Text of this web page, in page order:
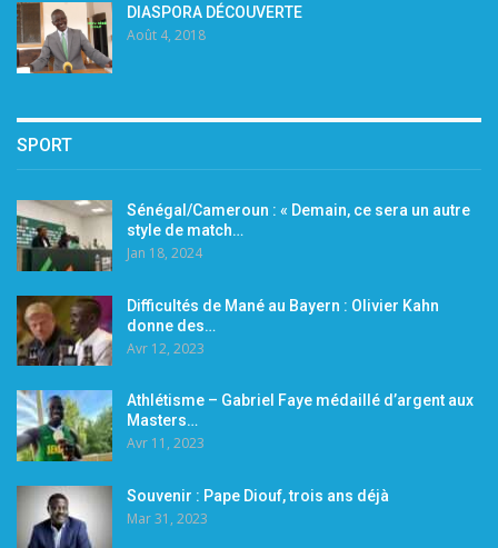
DIASPORA DÉCOUVERTE
Août 4, 2018
SPORT
Sénégal/Cameroun : « Demain, ce sera un autre
style de match…
Jan 18, 2024
Difficultés de Mané au Bayern : Olivier Kahn
donne des…
Avr 12, 2023
Athlétisme – Gabriel Faye médaillé d’argent aux
Masters…
Avr 11, 2023
Souvenir : Pape Diouf, trois ans déjà
Mar 31, 2023